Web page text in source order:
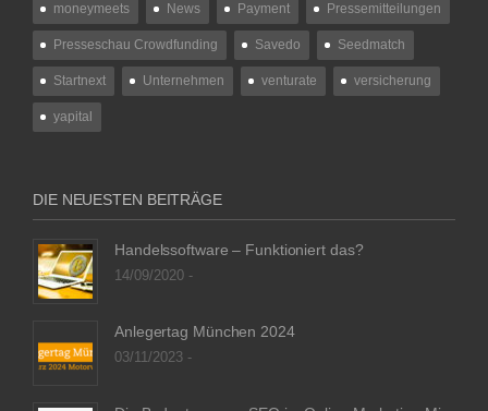
moneymeets News Payment Pressemitteilungen
Presseschau Crowdfunding Savedo Seedmatch
Startnext Unternehmen venturate versicherung
yapital
DIE NEUESTEN BEITRÄGE
Handelssoftware – Funktioniert das?
14/09/2020 -
Anlegertag München 2024
03/11/2023 -